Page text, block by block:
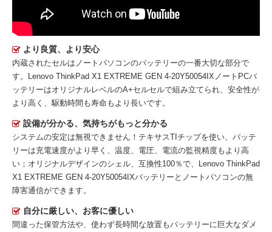
より良質、より安心
内蔵されたセルはノートパソコンのバッテリーの一番大切な部分で
す。
Lenovo ThinkPad X1 EXTREME GEN 4-20Y50054IXノートPCバ
ッテリーはオリジナルレベルのA+セルセルで組み立てられ、安全性が
より高く、駆動時間も寿命もより長いです。
設備が分かる、気持ちがもっと分かる
システムの安定は無視できません！テキサスTIチップを使い、バッテ
リーは充電速度がより早く、温度、電圧、電流の監視精度もより高
い；オリジナルデザインのシェル、互換性100％で、Lenovo ThinkPad
X1 EXTREME GEN 4-20Y50054IXバッテリーとノートパソコンの無
障害通信ができます。
自分に厳しい、お客に優しい
間違った保管方法や、使わず長時間な放置もバッテリーに巨大なダメ